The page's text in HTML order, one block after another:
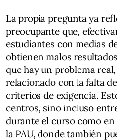
La propia pregunta ya
preocupante que,
estudiantes con medias
obtienen malos
que hay un problema
relacionado con la falta
criterios de exigencia.
centros, sino incluso
durante el curso como
la PAU, donde también